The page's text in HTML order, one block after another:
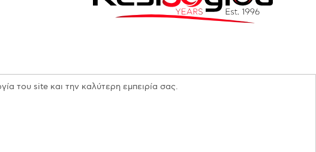
του site και την καλύτερη εμπειρία σας.